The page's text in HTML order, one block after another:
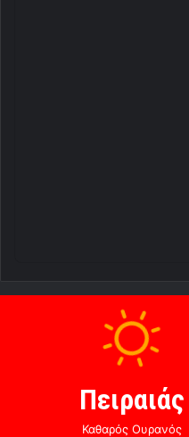
Πειραιάς
Καθαρός Ουρανός